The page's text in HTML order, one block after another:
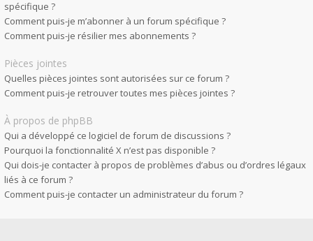
spécifique ?
Comment puis-je m’abonner à un forum spécifique ?
Comment puis-je résilier mes abonnements ?
Pièces jointes
Quelles pièces jointes sont autorisées sur ce forum ?
Comment puis-je retrouver toutes mes pièces jointes ?
À propos de phpBB
Qui a développé ce logiciel de forum de discussions ?
Pourquoi la fonctionnalité X n’est pas disponible ?
Qui dois-je contacter à propos de problèmes d’abus ou d’ordres légaux
liés à ce forum ?
Comment puis-je contacter un administrateur du forum ?